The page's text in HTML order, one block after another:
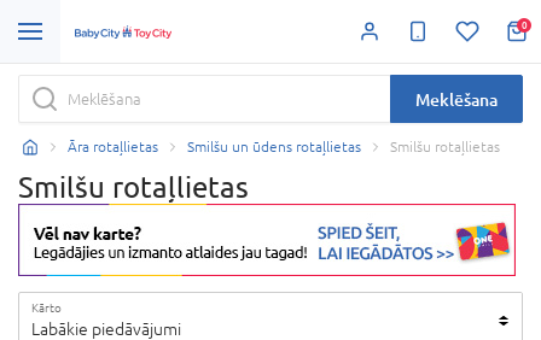
0
Meklēšana
Āra rotaļlietas Smilšu un ūdens rotaļlietas Smilšu rotaļlietas
Smilšu rotaļlietas
Kārto
Labākie piedāvājumi